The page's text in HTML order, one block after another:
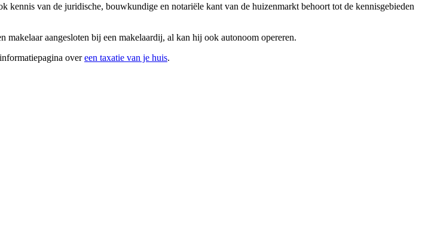
van de juridische, bouwkundige en notariële kant van de huizenmarkt behoort tot de kennisgebieden
makelaar aangesloten bij een makelaardij, al kan hij ook autonoom opereren.
overeen taxatie van je huis.